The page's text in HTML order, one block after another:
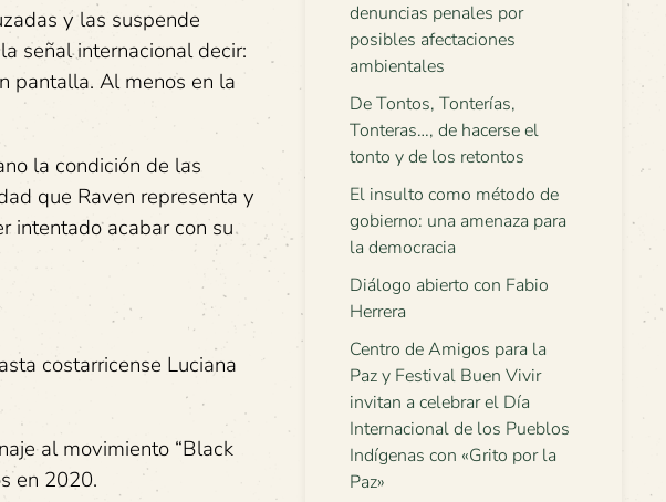
y las suspende
señal internacional decir:
pantalla. Al menos en la
la condición de las
que Raven representa y
intentado acabar con su
costarricense Luciana
al movimiento “Black
en 2020.
denuncias penales por
posibles afectaciones
ambientales
De Tontos, Tonterías,
Tonteras…, de hacerse el
tonto y de los retontos
El insulto como método de
gobierno: una amenaza para
la democracia
Diálogo abierto con Fabio
Herrera
Centro de Amigos para la
Paz y Festival Buen Vivir
invitan a celebrar el Día
Internacional de los Pueblos
Indígenas con «Grito por la
Paz»